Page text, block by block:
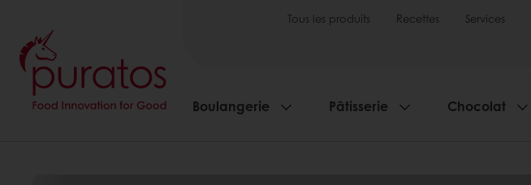
Tous les produits Recettes Services
Boulangerie Pâtisserie Chocolat